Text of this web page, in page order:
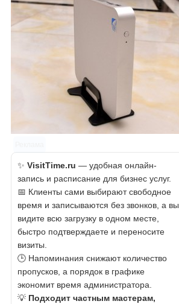
✨ VisitTime.ru — удобная онлайн-
запись и расписание для бизнес услуг.
📅 Клиенты сами выбирают свободное
время и записываются без звонков, а вы
видите всю загрузку в одном месте,
быстро подтверждаете и переносите
визиты.
🕒 Напоминания снижают количество
пропусков, а порядок в графике
экономит время администратора.
💡 Подходит частным мастерам,